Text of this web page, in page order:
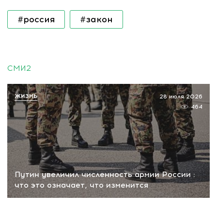
#россия #закон
СМИ2
Путин увеличил численность армии России :
что это означает, что изменится
28 июля 2026
464
ЖИЗНЬ